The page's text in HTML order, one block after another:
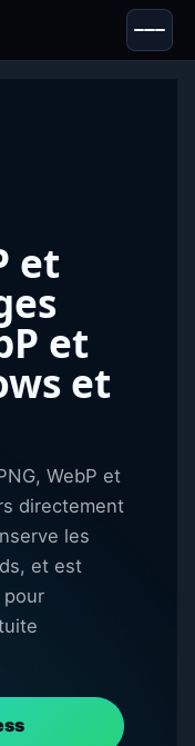
et
et
et
WebP et
directement
les
et est
pour